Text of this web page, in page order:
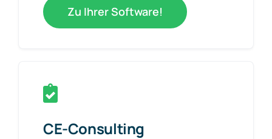
Zu Ihrer Software!
CE-Consulting